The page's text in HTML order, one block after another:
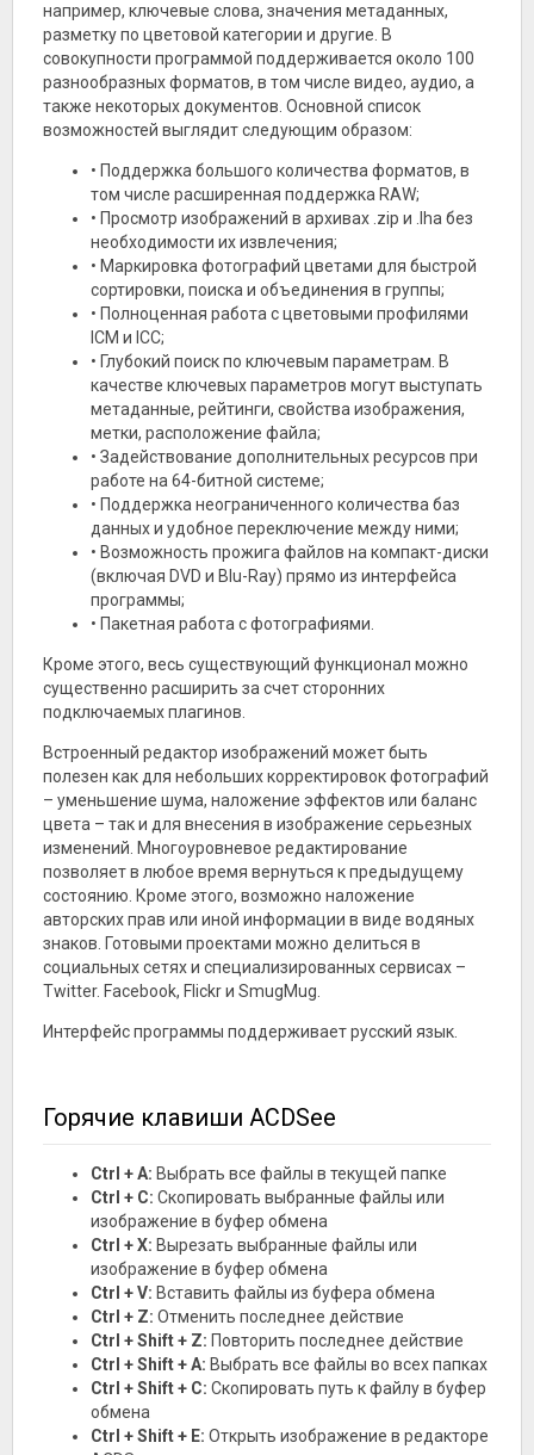
например, ключевые слова, значения метаданных,
разметку по цветовой категории и другие. В
совокупности программой поддерживается около 100
разнообразных форматов, в том числе видео, аудио, а
также некоторых документов. Основной список
возможностей выглядит следующим образом:
• Поддержка большого количества форматов, в
том числе расширенная поддержка RAW;
• Просмотр изображений в архивах .zip и .lha без
необходимости их извлечения;
• Маркировка фотографий цветами для быстрой
сортировки, поиска и объединения в группы;
• Полноценная работа с цветовыми профилями
ICM и ICC;
• Глубокий поиск по ключевым параметрам. В
качестве ключевых параметров могут выступать
метаданные, рейтинги, свойства изображения,
метки, расположение файла;
• Задействование дополнительных ресурсов при
работе на 64-битной системе;
• Поддержка неограниченного количества баз
данных и удобное переключение между ними;
• Возможность прожига файлов на компакт-диски
(включая DVD и Blu-Ray) прямо из интерфейса
программы;
• Пакетная работа с фотографиями.
Кроме этого, весь существующий функционал можно
существенно расширить за счет сторонних
подключаемых плагинов.
Встроенный редактор изображений может быть
полезен как для небольших корректировок фотографий
– уменьшение шума, наложение эффектов или баланс
цвета – так и для внесения в изображение серьезных
изменений. Многоуровневое редактирование
позволяет в любое время вернуться к предыдущему
состоянию. Кроме этого, возможно наложение
авторских прав или иной информации в виде водяных
знаков. Готовыми проектами можно делиться в
социальных сетях и специализированных сервисах –
Twitter. Facebook, Flickr и SmugMug.
Интерфейс программы поддерживает русский язык.
Горячие клавиши ACDSee
Ctrl + A: Выбрать все файлы в текущей папке
Ctrl + C: Скопировать выбранные файлы или
изображение в буфер обмена
Ctrl + X: Вырезать выбранные файлы или
изображение в буфер обмена
Ctrl + V: Вставить файлы из буфера обмена
Ctrl + Z: Отменить последнее действие
Ctrl + Shift + Z: Повторить последнее действие
Ctrl + Shift + A: Выбрать все файлы во всех папках
Ctrl + Shift + C: Скопировать путь к файлу в буфер
обмена
Ctrl + Shift + E: Открыть изображение в редакторе